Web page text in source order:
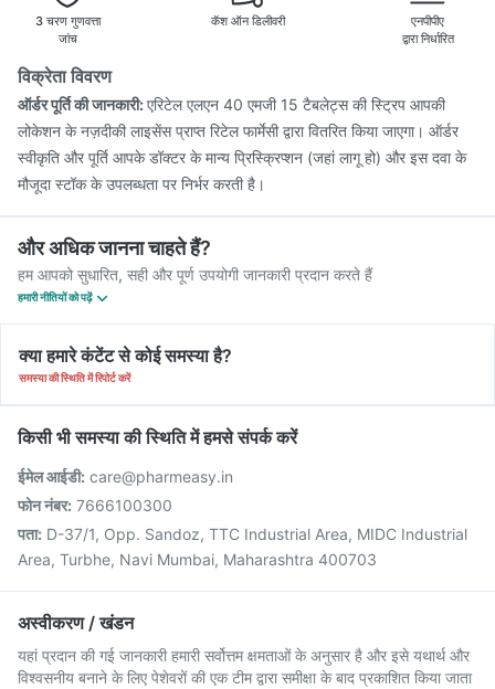
3 चरण गुणवत्ता
जांच
कॅश ऑन डिलीवरी
एनपीपीए
द्वारा निर्धारित
विक्रेता विवरण
ऑर्डर पूर्ति की जानकारी:एरिटेल एलएन 40 एमजी 15 टैबलेट्स की स्ट्रिप आपकी
लोकेशन के नज़दीकी लाइसेंस प्राप्त रिटेल फार्मेसी द्वारा वितरित किया जाएगा। ऑर्डर
स्वीकृति और पूर्ति आपके डॉक्टर के मान्य प्रिस्क्रिप्शन (जहां लागू हो) और इस दवा के
मौजूदा स्टॉक के उपलब्धता पर निर्भर करती है।
और अधिक जानना चाहते हैं?
हम आपको सुधारित, सही और पूर्ण उपयोगी जानकारी प्रदान करते हैं
हमारी नीतियों को पढ़ें
क्या हमारे कंटेंट से कोई समस्या है?
समस्या की स्थिति में रिपोर्ट करें
किसी भी समस्या की स्थिति में हमसे संपर्क करें
ईमेल आईडी: care@pharmeasy.in
फोन नंबर: 7666100300
पता: D-37/1, Opp. Sandoz, TTC Industrial Area, MIDC Industrial
Area, Turbhe, Navi Mumbai, Maharashtra 400703
अस्वीकरण / खंडन
यहां प्रदान की गई जानकारी हमारी सर्वोत्तम क्षमताओं के अनुसार है और इसे यथार्थ और
विश्वसनीय बनाने के लिए पेशेवरों की एक टीम द्वारा समीक्षा के बाद प्रकाशित किया जाता